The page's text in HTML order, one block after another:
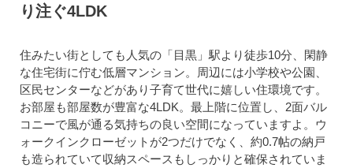
り注ぐ4LDK
住みたい街としても人気の「目黒」駅より徒歩10分、閑静
な住宅街に佇む低層マンション。周辺には小学校や公園、
区民センターなどがあり子育て世代に嬉しい住環境です。
お部屋も部屋数が豊富な4LDK。最上階に位置し、2面バル
コニーで風が通る気持ちの良い空間になっていますよ。ウ
ォークインクローゼットが2つだけでなく、約0.7帖の納戸
も造られていて収納スペースもしっかりと確保されていま